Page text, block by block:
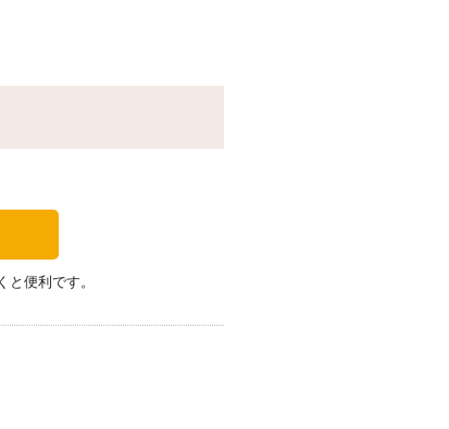
スの魅力をご堪能いただけま
キューソース＆ガーリックシ
ーフ 泡盛バーベキューソー
トソース／沖縄県産黒糖でマ
げ ココナッツ風味 ／マンゴ
便利です。